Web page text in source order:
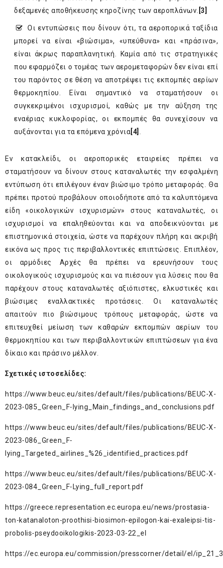
δεξαμενές αποθήκευσης κηροζίνης των αεροπλάνων. [3]
Οι εντυπώσεις που δίνουν ότι, τα αεροπορικά ταξίδια
μπορεί να είναι «βιώσιμα», «υπεύθυνα» και «πράσινα»,
είναι άκρως παραπλανητική. Καμία από τις στρατηγικές
που εφαρμόζει ο τομέας των αερομεταφορών δεν είναι επί
του παρόντος σε θέση να αποτρέψει τις εκπομπές αερίων
θερμοκηπίου. Είναι σημαντικό να σταματήσουν οι
συγκεκριμένοι ισχυρισμοί, καθώς με την αύξηση της
εναέριας κυκλοφορίας, οι εκπομπές θα συνεχίσουν να
αυξάνονται για τα επόμενα χρόνια [4] .
Εν κατακλείδι, οι αεροπορικές εταιρείες πρέπει να
σταματήσουν να δίνουν στους καταναλωτές την εσφαλμένη
εντύπωση ότι επιλέγουν έναν βιώσιμο τρόπο μεταφοράς. Θα
πρέπει προτού προβάλουν οποιοδήποτε από τα καλυπτόμενα
είδη «οικολογικών ισχυρισμών» στους καταναλωτές, οι
ισχυρισμοί να επαληθεύονται και να αποδεικνύονται με
επιστημονικά στοιχεία, ώστε να παρέχουν πλήρη και ακριβή
εικόνα ως προς τις περιβαλλοντικές επιπτώσεις. Επιπλέον,
οι αρμόδιες Αρχές θα πρέπει να ερευνήσουν τους
οικολογικούς ισχυρισμούς και να πιέσουν για λύσεις που θα
παρέχουν στους καταναλωτές αξιόπιστες, ελκυστικές και
βιώσιμες εναλλακτικές προτάσεις. Οι καταναλωτές
απαιτούν πιο βιώσιμους τρόπους μεταφοράς, ώστε να
επιτευχθεί μείωση των καθαρών εκπομπών αερίων του
θερμοκηπίου και των περιβαλλοντικών επιπτώσεων για ένα
δίκαιο και πράσινο μέλλον.
Σχετικές ιστοσελίδες:
https://www.beuc.eu/sites/default/files/publications/BEUC-X-
2023-085_Green_F-lying_Main_findings_and_conclusions.pdf
https://www.beuc.eu/sites/default/files/publications/BEUC-X-
2023-086_Green_F-
lying_Targeted_airlines_%26_identified_practices.pdf
https://www.beuc.eu/sites/default/files/publications/BEUC-X-
2023-084_Green_F-Lying_full_report.pdf
https://greece.representation.ec.europa.eu/news/prostasia-
ton-katanaloton-proothisi-biosimon-epilogon-kai-exaleipsi-tis-
probolis-pseydooikologikis-2023-03-22_el
https://ec.europa.eu/commission/presscorner/detail/el/